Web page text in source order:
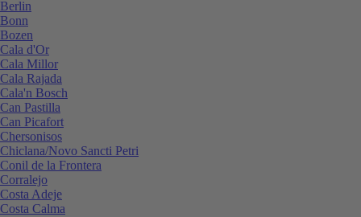
Berlin
Bonn
Bozen
Cala d'Or
Cala Millor
Cala Rajada
Cala'n Bosch
Can Pastilla
Can Picafort
Chersonisos
Chiclana/Novo Sancti Petri
Conil de la Frontera
Corralejo
Costa Adeje
Costa Calma